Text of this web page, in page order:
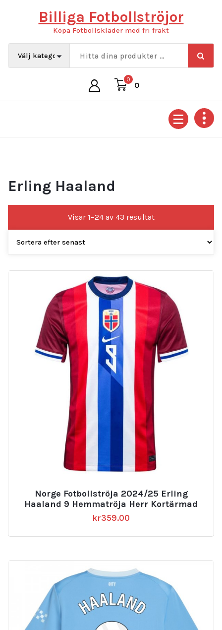
Billiga Fotbollströjor
Köpa Fotbollskläder med fri frakt
0
0
Erling Haaland
Visar 1–24 av 43 resultatSortera
efter
Norge Fotbollströja 2024/25 Erling
Haaland 9 Hemmatröja Herr Kortärmad
kr359.00